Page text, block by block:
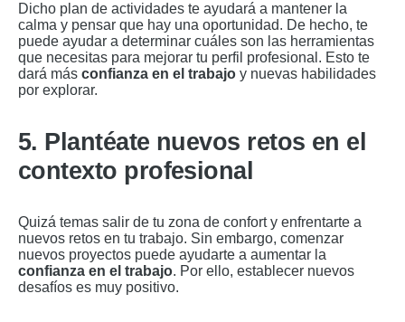
Dicho plan de actividades te ayudará a mantener la
calma y pensar que hay una oportunidad. De hecho, te
puede ayudar a determinar cuáles son las herramientas
que necesitas para mejorar tu perfil profesional. Esto te
dará más confianza en el trabajo y nuevas habilidades
por explorar.
5. Plantéate nuevos retos en el
contexto profesional
Quizá temas salir de tu zona de confort y enfrentarte a
nuevos retos en tu trabajo. Sin embargo, comenzar
nuevos proyectos puede ayudarte a aumentar la
confianza en el trabajo. Por ello, establecer nuevos
desafíos es muy positivo.